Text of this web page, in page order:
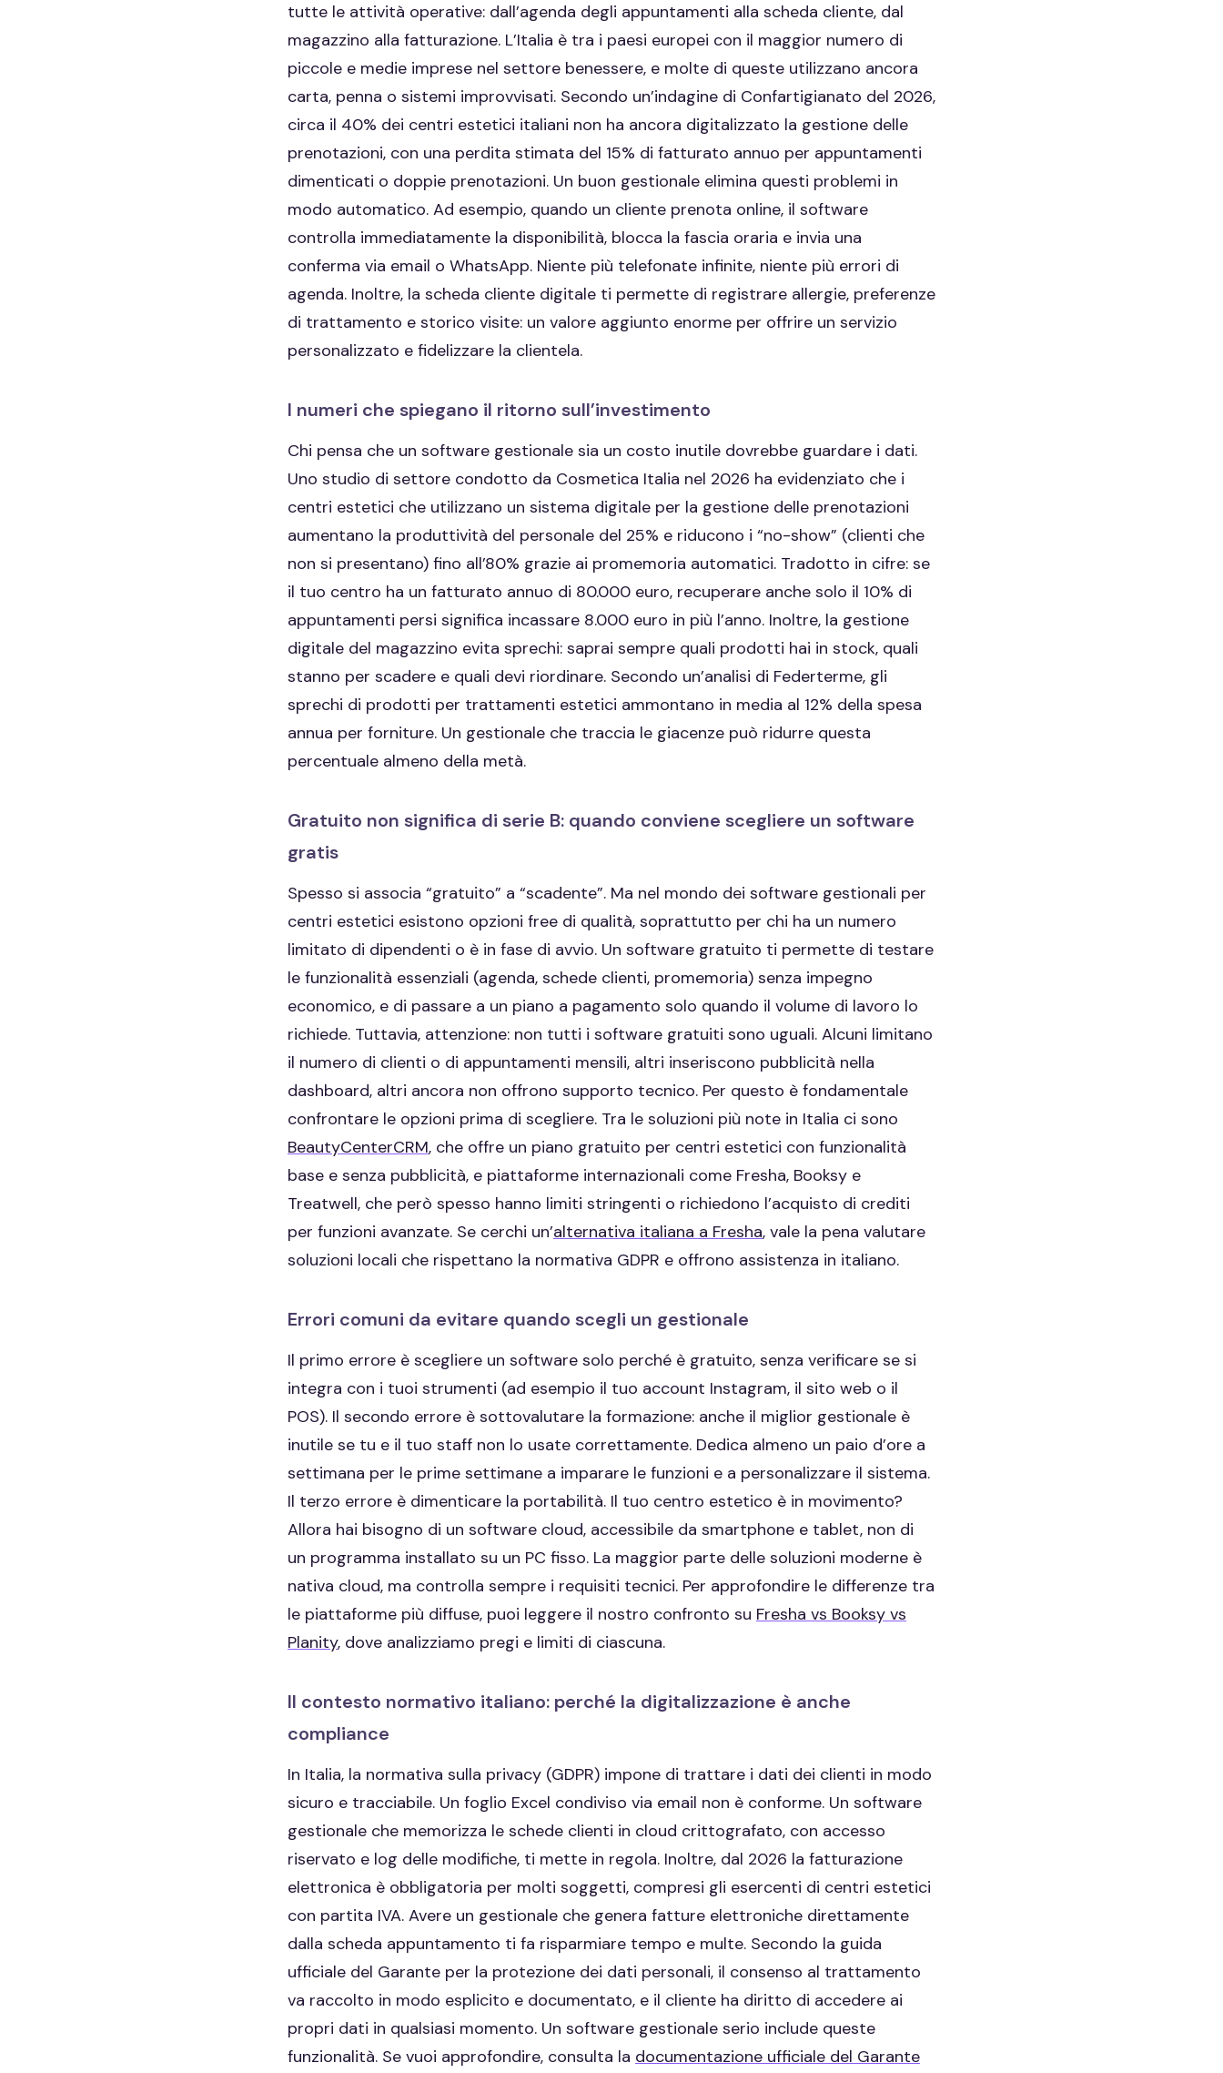
tutte le attività operative: dall’agenda degli appuntamenti alla scheda cliente, dal
magazzino alla fatturazione. L’Italia è tra i paesi europei con il maggior numero di
piccole e medie imprese nel settore benessere, e molte di queste utilizzano ancora
carta, penna o sistemi improvvisati. Secondo un’indagine di Confartigianato del 2026,
circa il 40% dei centri estetici italiani non ha ancora digitalizzato la gestione delle
prenotazioni, con una perdita stimata del 15% di fatturato annuo per appuntamenti
dimenticati o doppie prenotazioni. Un buon gestionale elimina questi problemi in
modo automatico. Ad esempio, quando un cliente prenota online, il software
controlla immediatamente la disponibilità, blocca la fascia oraria e invia una
conferma via email o WhatsApp. Niente più telefonate infinite, niente più errori di
agenda. Inoltre, la scheda cliente digitale ti permette di registrare allergie, preferenze
di trattamento e storico visite: un valore aggiunto enorme per offrire un servizio
personalizzato e fidelizzare la clientela.
I numeri che spiegano il ritorno sull’investimento
Chi pensa che un software gestionale sia un costo inutile dovrebbe guardare i dati.
Uno studio di settore condotto da Cosmetica Italia nel 2026 ha evidenziato che i
centri estetici che utilizzano un sistema digitale per la gestione delle prenotazioni
aumentano la produttività del personale del 25% e riducono i “no-show” (clienti che
non si presentano) fino all’80% grazie ai promemoria automatici. Tradotto in cifre: se
il tuo centro ha un fatturato annuo di 80.000 euro, recuperare anche solo il 10% di
appuntamenti persi significa incassare 8.000 euro in più l’anno. Inoltre, la gestione
digitale del magazzino evita sprechi: saprai sempre quali prodotti hai in stock, quali
stanno per scadere e quali devi riordinare. Secondo un’analisi di Federterme, gli
sprechi di prodotti per trattamenti estetici ammontano in media al 12% della spesa
annua per forniture. Un gestionale che traccia le giacenze può ridurre questa
percentuale almeno della metà.
Gratuito non significa di serie B: quando conviene scegliere un software
gratis
Spesso si associa “gratuito” a “scadente”. Ma nel mondo dei software gestionali per
centri estetici esistono opzioni free di qualità, soprattutto per chi ha un numero
limitato di dipendenti o è in fase di avvio. Un software gratuito ti permette di testare
le funzionalità essenziali (agenda, schede clienti, promemoria) senza impegno
economico, e di passare a un piano a pagamento solo quando il volume di lavoro lo
richiede. Tuttavia, attenzione: non tutti i software gratuiti sono uguali. Alcuni limitano
il numero di clienti o di appuntamenti mensili, altri inseriscono pubblicità nella
dashboard, altri ancora non offrono supporto tecnico. Per questo è fondamentale
confrontare le opzioni prima di scegliere. Tra le soluzioni più note in Italia ci sono
BeautyCenterCRM, che offre un piano gratuito per centri estetici con funzionalità
base e senza pubblicità, e piattaforme internazionali come Fresha, Booksy e
Treatwell, che però spesso hanno limiti stringenti o richiedono l’acquisto di crediti
per funzioni avanzate. Se cerchi un’alternativa italiana a Fresha, vale la pena valutare
soluzioni locali che rispettano la normativa GDPR e offrono assistenza in italiano.
Errori comuni da evitare quando scegli un gestionale
Il primo errore è scegliere un software solo perché è gratuito, senza verificare se si
integra con i tuoi strumenti (ad esempio il tuo account Instagram, il sito web o il
POS). Il secondo errore è sottovalutare la formazione: anche il miglior gestionale è
inutile se tu e il tuo staff non lo usate correttamente. Dedica almeno un paio d’ore a
settimana per le prime settimane a imparare le funzioni e a personalizzare il sistema.
Il terzo errore è dimenticare la portabilità. Il tuo centro estetico è in movimento?
Allora hai bisogno di un software cloud, accessibile da smartphone e tablet, non di
un programma installato su un PC fisso. La maggior parte delle soluzioni moderne è
nativa cloud, ma controlla sempre i requisiti tecnici. Per approfondire le differenze tra
le piattaforme più diffuse, puoi leggere il nostro confronto su Fresha vs Booksy vs
Planity, dove analizziamo pregi e limiti di ciascuna.
Il contesto normativo italiano: perché la digitalizzazione è anche
compliance
In Italia, la normativa sulla privacy (GDPR) impone di trattare i dati dei clienti in modo
sicuro e tracciabile. Un foglio Excel condiviso via email non è conforme. Un software
gestionale che memorizza le schede clienti in cloud crittografato, con accesso
riservato e log delle modifiche, ti mette in regola. Inoltre, dal 2026 la fatturazione
elettronica è obbligatoria per molti soggetti, compresi gli esercenti di centri estetici
con partita IVA. Avere un gestionale che genera fatture elettroniche direttamente
dalla scheda appuntamento ti fa risparmiare tempo e multe. Secondo la guida
ufficiale del Garante per la protezione dei dati personali, il consenso al trattamento
va raccolto in modo esplicito e documentato, e il cliente ha diritto di accedere ai
propri dati in qualsiasi momento. Un software gestionale serio include queste
funzionalità. Se vuoi approfondire, consulta la documentazione ufficiale del Garante